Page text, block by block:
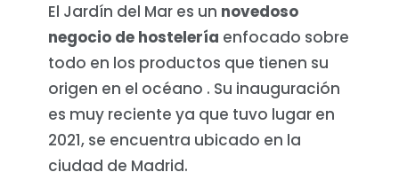
El Jardín del Mar es un novedoso
negocio de hostelería enfocado sobre
todo en los productos que tienen su
origen en el océano . Su inauguración
es muy reciente ya que tuvo lugar en
2021, se encuentra ubicado en la
ciudad de Madrid.